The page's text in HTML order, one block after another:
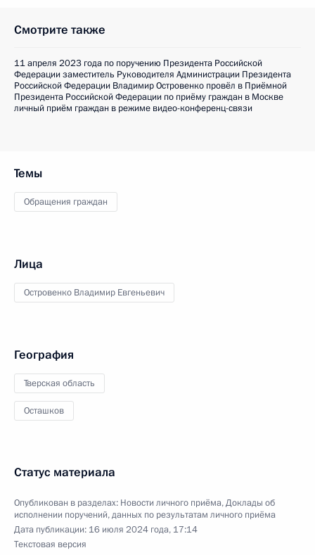
Смотрите также
11 апреля 2023 года по поручению Президента Российской
Федерации заместитель Руководителя Администрации Президента
Российской Федерации Владимир Островенко провёл в Приёмной
Президента Российской Федерации по приёму граждан в Москве
личный приём граждан в режиме видео-конференц-связи
Темы
Обращения граждан
Лица
Островенко Владимир Евгеньевич
География
Тверская область
Осташков
Статус материала
Опубликован в разделах: Новости личного приёма,Доклады об
исполнении поручений, данных по результатам личного приёма
Дата публикации: 16 июля 2024 года, 17:14
Текстовая версия